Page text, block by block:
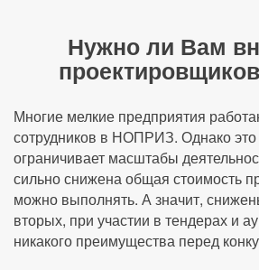
Нужно ли Вам
Многие мелкие предприятия
сотрудников в НОПРИЗ. Однако это
ограничивает масштабы
сильно снижена общая стоимость
можно выполнять. А значит,
вторых, при участии в тендерах и
никакого преимущества перед